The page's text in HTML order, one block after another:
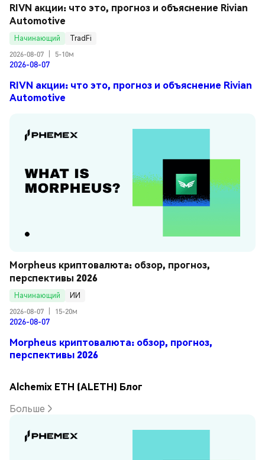
RIVN акции: что это, прогноз и объяснение Rivian
Automotive
Начинающий
TradFi
2026-08-07
5-10м
2026-08-07
RIVN акции: что это, прогноз и объяснение Rivian
Automotive
Morpheus криптовалюта: обзор, прогноз,
перспективы 2026
Начинающий
ИИ
2026-08-07
15-20м
2026-08-07
Morpheus криптовалюта: обзор, прогноз,
перспективы 2026
Alchemix ETH (ALETH) Блог
Больше